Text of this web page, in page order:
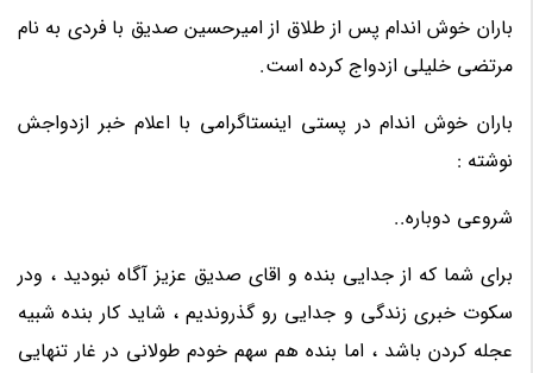
باران خوش اندام پس از طلاق از امیرحسین صدیق با فردی به نام
مرتضی خلیلی ازدواج کرده است.
باران خوش اندام در پستی اینستاگرامی با اعلام خبر ازدواجش
نوشته :
شروعی دوباره..
برای شما که از جدایی بنده و اقای صدیق عزیز آگاه نبودید ، ودر
سکوت خبری زندگی و جدایی رو گذروندیم ، شاید کار بنده شبیه
عجله کردن باشد ، اما بنده هم سهم خودم طولانی در غار تنهایی